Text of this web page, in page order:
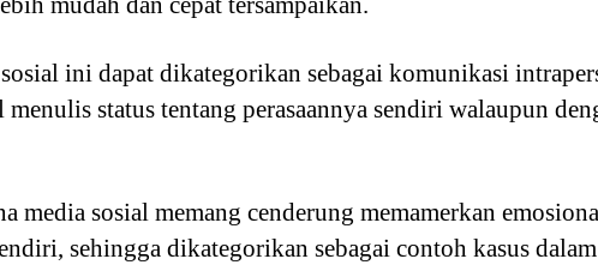
ini dapat dikategorikan sebagai komunikasi
status tentang perasaannya sendiri walaupun
media sosial memang cenderung memamerkan
sehingga dikategorikan sebagai contoh kasus dalam